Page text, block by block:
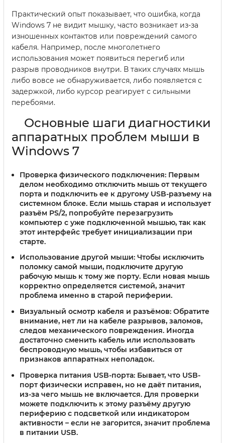
Практический опыт показывает, что ошибка, когда
Windows 7 не видит мышку, часто возникает из-за
изношенных контактов или повреждений самого
кабеля. Например, после многолетнего
использования может появиться перегиб или
разрыв проводников внутри. В таких случаях мышь
либо вовсе не обнаруживается, либо появляется с
задержкой, либо курсор реагирует с сильными
перебоями.
Основные шаги диагностики
аппаратных проблем мыши в
Windows 7
Проверка физического подключения: Первым
делом необходимо отключить мышь от текущего
порта и подключить ее к другому USB-разъему на
системном блоке. Если мышь старая и использует
разъём PS/2, попробуйте перезагрузить
компьютер с уже подключенной мышью, так как
этот интерфейс требует инициализации при
старте.
Использование другой мыши: Чтобы исключить
поломку самой мыши, подключите другую
рабочую мышь к тому же порту. Если новая мышь
корректно определяется системой, значит
проблема именно в старой периферии.
Визуальный осмотр кабеля и разъёмов: Обратите
внимание, нет ли на кабеле разрывов, заломов,
следов механического повреждения. Иногда
достаточно сменить кабель или использовать
беспроводную мышь, чтобы избавиться от
признаков аппаратных неполадок.
Проверка питания USB-порта: Бывает, что USB-
порт физически исправен, но не даёт питания,
из-за чего мышь не включается. Для проверки
можете подключить к этому разъёму другую
периферию с подсветкой или индикатором
активности – если не загорится, значит проблема
в питании USB.